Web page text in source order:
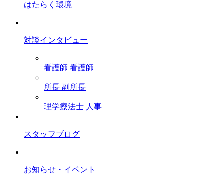
はたらく環境
対談インタビュー
看護師 看護師
所長 副所長
理学療法士 人事
スタッフブログ
お知らせ・イベント